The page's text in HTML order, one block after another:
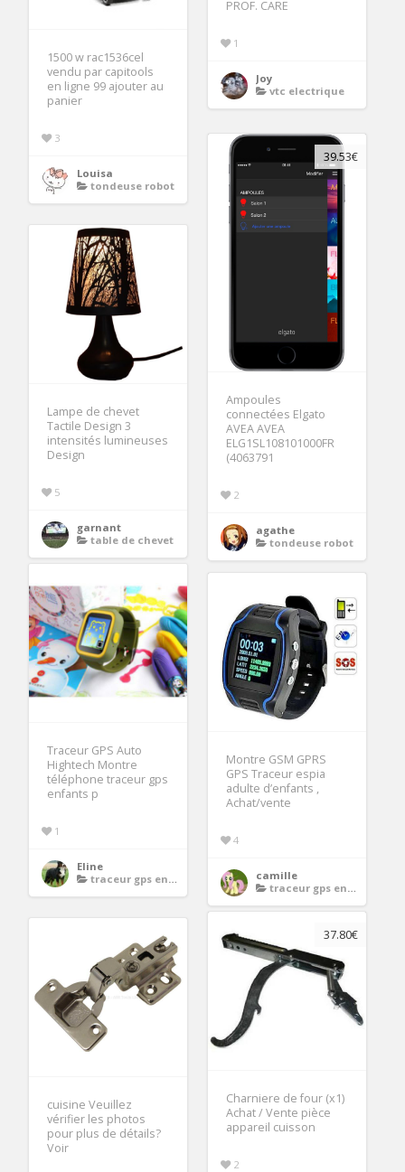
PROF. CARE
1
Joy
vtc electrique
1500 w rac1536cel
vendu par capitools
en ligne 99 ajouter au
panier
3
Louisa
tondeuse robot
39.53€
Ampoules
connectées Elgato
AVEA AVEA
ELG1SL108101000FR
(4063791
2
agathe
tondeuse robot
Lampe de chevet
Tactile Design 3
intensités lumineuses
Design
5
garnant
table de chevet
Traceur GPS Auto
Hightech Montre
téléphone traceur gps
enfants p
1
Eline
traceur gps enfant
Montre GSM GPRS
GPS Traceur espia
adulte d’enfants ,
Achat/vente
4
camille
traceur gps enfant
37.80€
Charniere de four (x1)
Achat / Vente pièce
appareil cuisson
2
cuisine Veuillez
vérifier les photos
pour plus de détails?
Voir